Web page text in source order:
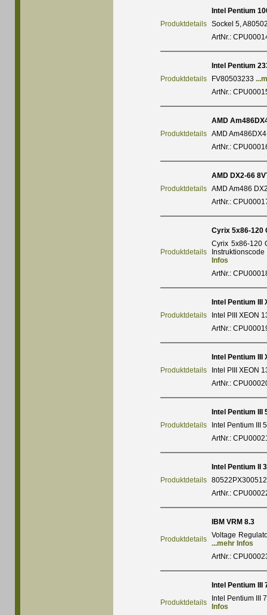
Produktdetails
Intel Pentium
Sockel 5,
ArtNr.:
Produktdetails
Intel Pentium
FV80503233
ArtNr.:
Produktdetails
AMD
AMD
ArtNr.:
Produktdetails
AMD DX2-66
AMD Am486
ArtNr.:
Produktdetails
Cyrix 5x86-120
Cyrix 5x86-120
Infos
ArtNr.:
Produktdetails
Intel Pentium III
Intel PIII XEON
ArtNr.:
Produktdetails
Intel Pentium III
Intel PIII XEON
ArtNr.:
Produktdetails
Intel Pentium III
Intel Pentium III
ArtNr.:
Produktdetails
Intel Pentium II
ArtNr.:
Produktdetails
IBM VRM 8.3
Voltage
...mehr Infos
ArtNr.:
Produktdetails
Intel Pentium III
Intel Pentium III
Infos